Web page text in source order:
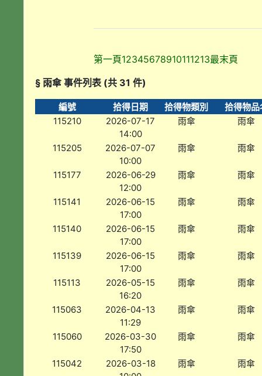
第一頁12345678910111213最末頁
§ 雨傘 事件列表 (共 31 件)
編號 拾得日期 拾得物類別
拾得物品
115210
2026-07-17
14:00
雨傘 雨傘
115205
2026-07-07
10:00
雨傘 雨傘
115177
2026-06-29
12:00
雨傘 雨傘
115141
2026-06-15
17:00
雨傘 雨傘
115140
2026-06-15
17:00
雨傘 雨傘
115139
2026-06-15
17:00
雨傘 雨傘
115113
2026-05-15
16:20
雨傘 雨傘
115063
2026-04-13
11:29
雨傘 雨傘
115060
2026-03-30
17:50
雨傘 雨傘
115042
2026-03-18
雨傘 雨傘